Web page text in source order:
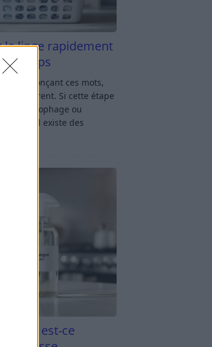
linge rapidement
temps
prononçant ces mots,
soupirent. Si cette étape
chronophage ou
vous : il existe des
et four est-ce